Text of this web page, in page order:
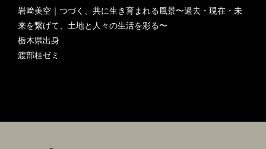
岩﨑美空｜つづく、共に生き育まれる風景〜過去・現在・未
来を繋げて、土地と人々の生活を彩る〜
栃木県出身
渡部桂ゼミ